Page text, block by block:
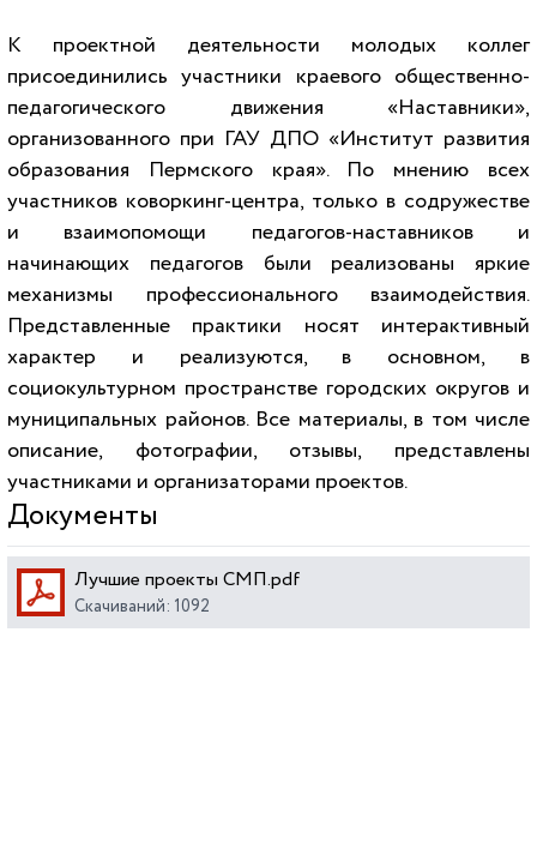
К проектной деятельности молодых коллег
присоединились участники краевого общественно-
педагогического движения «Наставники»,
организованного при ГАУ ДПО «Институт развития
образования Пермского края». По мнению всех
участников коворкинг-центра, только в содружестве
и взаимопомощи педагогов-наставников и
начинающих педагогов были реализованы яркие
механизмы профессионального взаимодействия.
Представленные практики носят интерактивный
характер и реализуются, в основном, в
социокультурном пространстве городских округов и
муниципальных районов. Все материалы, в том числе
описание, фотографии, отзывы, представлены
участниками и организаторами проектов.
Документы
Лучшие проекты СМП.pdf
Скачиваний: 1092